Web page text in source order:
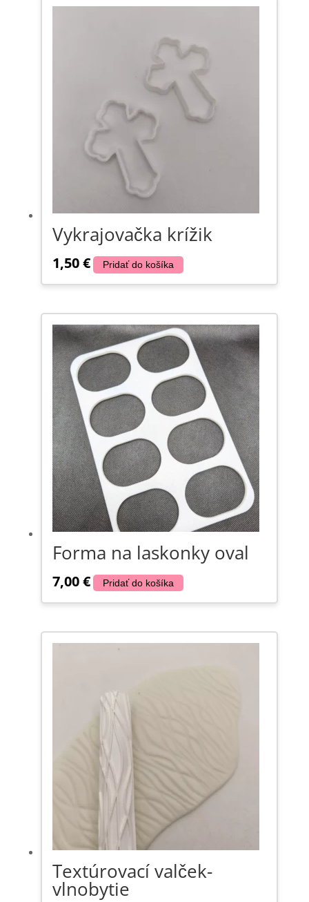
Vykrajovačka krížik
1,50€ Pridať do košíka
Forma na laskonky oval
7,00€ Pridať do košíka
Textúrovací valček-
vlnobytie